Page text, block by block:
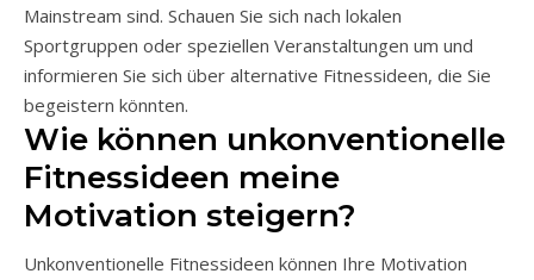
Mainstream sind. Schauen Sie sich nach lokalen
Sportgruppen oder speziellen Veranstaltungen um und
informieren Sie sich über alternative Fitnessideen, die Sie
begeistern könnten.
Wie können unkonventionelle
Fitnessideen meine
Motivation steigern?
Unkonventionelle Fitnessideen können Ihre Motivation